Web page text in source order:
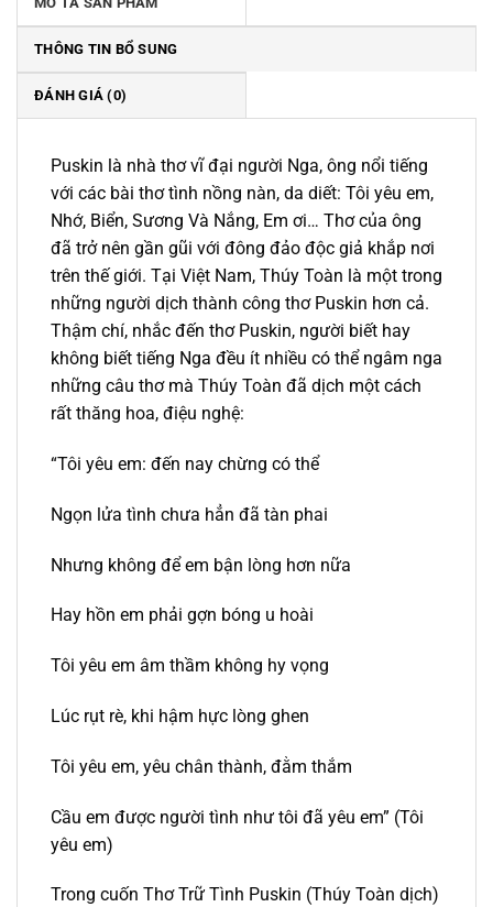
THÔNG TIN BỔ SUNG
ĐÁNH GIÁ (0)
Puskin là nhà thơ vĩ đại người Nga, ông nổi tiếng
với các bài thơ tình nồng nàn, da diết: Tôi yêu em,
Nhớ, Biển, Sương Và Nắng, Em ơi… Thơ của ông
đã trở nên gần gũi với đông đảo độc giả khắp nơi
trên thế giới. Tại Việt Nam, Thúy Toàn là một trong
những người dịch thành công thơ Puskin hơn cả.
Thậm chí, nhắc đến thơ Puskin, người biết hay
không biết tiếng Nga đều ít nhiều có thể ngâm nga
những câu thơ mà Thúy Toàn đã dịch một cách
rất thăng hoa, điệu nghệ:
“Tôi yêu em: đến nay chừng có thể
Ngọn lửa tình chưa hẳn đã tàn phai
Nhưng không để em bận lòng hơn nữa
Hay hồn em phải gợn bóng u hoài
Tôi yêu em âm thầm không hy vọng
Lúc rụt rè, khi hậm hực lòng ghen
Tôi yêu em, yêu chân thành, đằm thắm
Cầu em được người tình như tôi đã yêu em” (Tôi
yêu em)
Trong cuốn Thơ Trữ Tình Puskin (Thúy Toàn dịch)